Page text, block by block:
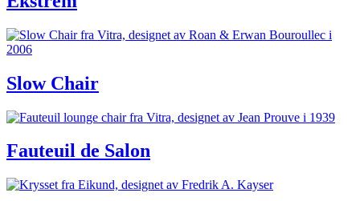
Slow Chair
Fauteuil de Salon